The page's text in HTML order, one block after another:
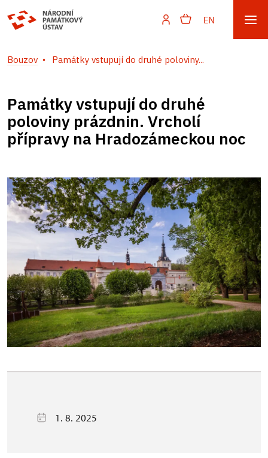
EN
Bouzov Památky vstupují do druhé poloviny...
Památky vstupují do druhé
poloviny prázdnin. Vrcholí
přípravy na Hradozámeckou noc
1. 8. 2025